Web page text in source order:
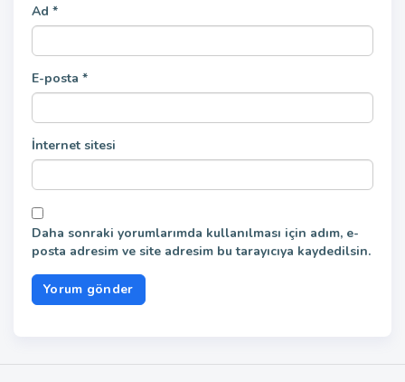
Ad *
E-posta *
İnternet sitesi
Daha sonraki yorumlarımda kullanılması için adım, e-
posta adresim ve site adresim bu tarayıcıya kaydedilsin.